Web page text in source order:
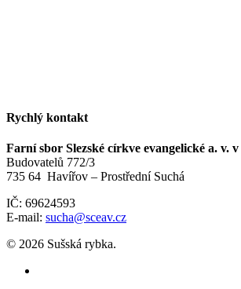
Rychlý kontakt
Farní sbor Slezské církve evangelické a. v.
Budovatelů 772/3
735 64 Havířov – Prostřední Suchá
IČ: 69624593
E-mail: sucha@sceav.cz
© 2026 Sušská rybka.